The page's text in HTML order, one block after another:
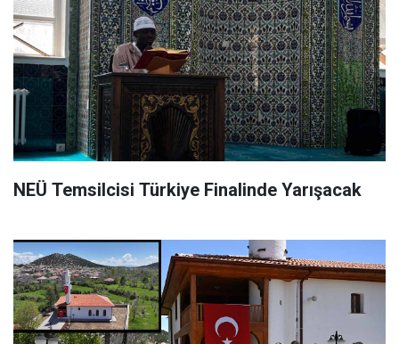
NEÜ Temsilcisi Türkiye Finalinde Yarışacak